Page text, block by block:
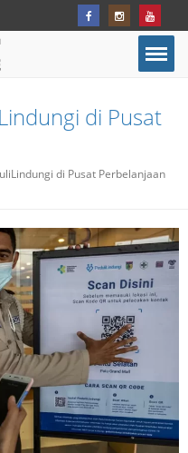
di Pusat
di Pusat Perbelanjaan